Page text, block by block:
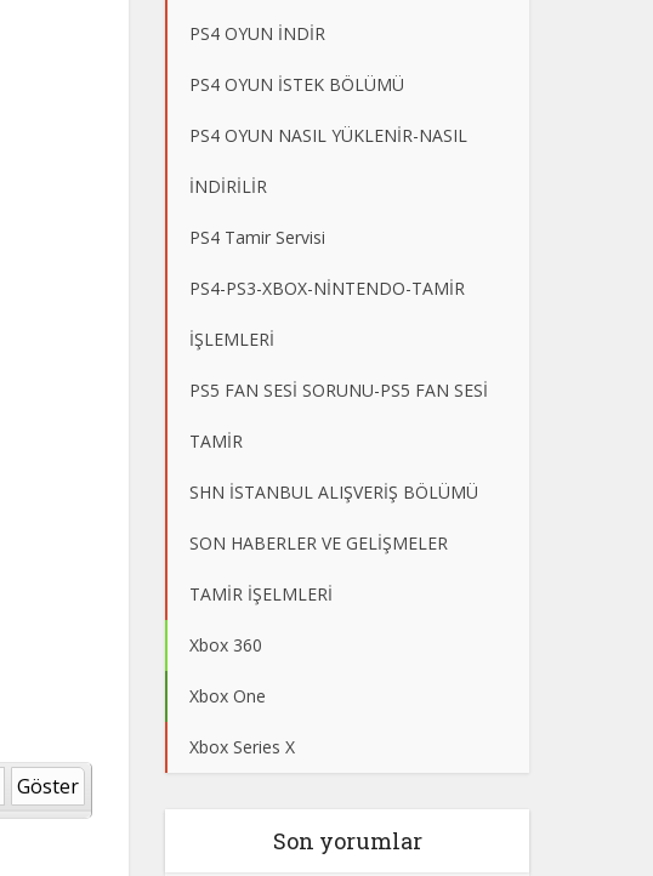
Göster
PS4 OYUN İNDİR
PS4 OYUN İSTEK BÖLÜMÜ
PS4 OYUN NASIL YÜKLENİR-NASIL
İNDİRİLİR
PS4 Tamir Servisi
PS4-PS3-XBOX-NİNTENDO-TAMİR
İŞLEMLERİ
PS5 FAN SESİ SORUNU-PS5 FAN SESİ
TAMİR
SHN İSTANBUL ALIŞVERİŞ BÖLÜMÜ
SON HABERLER VE GELİŞMELER
TAMİR İŞELMLERİ
Xbox 360
Xbox One
Xbox Series X
Son yorumlar